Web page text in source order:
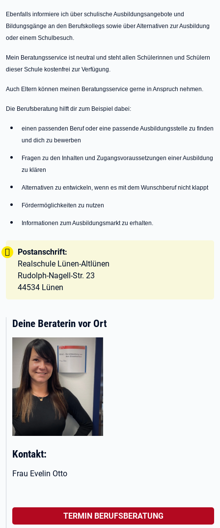
Ebenfalls informiere ich über schulische Ausbildungsangebote und
Bildungsgänge an den Berufskollegs sowie über Alternativen zur Ausbildung
oder einem Schulbesuch.
Mein Beratungsservice ist neutral und steht allen Schülerinnen und Schülern
dieser Schule kostenfrei zur Verfügung.
Auch Eltern können meinen Beratungsservice gerne in Anspruch nehmen.
Die Berufsberatung hilft dir zum Beispiel dabei:
einen passenden Beruf oder eine passende Ausbildungsstelle zu finden
und dich zu bewerben
Fragen zu den Inhalten und Zugangsvoraussetzungen einer Ausbildung
zu klären
Alternativen zu entwickeln, wenn es mit dem Wunschberuf nicht klappt
Fördermöglichkeiten zu nutzen
Informationen zum Ausbildungsmarkt zu erhalten.
Tipp:
Postanschrift:
Realschule Lünen-Altlünen
Rudolph-Nagell-Str. 23
44534 Lünen
Deine Beraterin vor Ort
Kontakt:
Frau Evelin Otto
TERMIN BERUFSBERATUNG